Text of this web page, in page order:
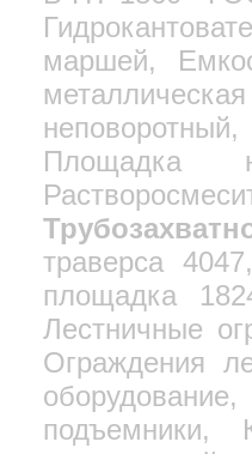
маршей,
Площадка
траверса
площадка
Лестничные
Ограждения